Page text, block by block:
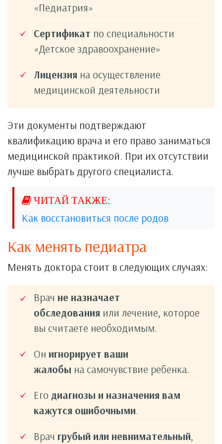
«Педиатрия»
Сертификат по специальности
«Детское здравоохранение»
Лицензия на осуществление
медицинской деятельности
Эти документы подтверждают
квалификацию врача и его право заниматься
медицинской практикой. При их отсутствии
лучше выбрать другого специалиста.
Как восстановиться после родов
Как менять педиатра
Менять доктора стоит в следующих случаях:
Врач не назначает
обследования или лечение, которое
вы считаете необходимым.
Он игнорирует ваши
жалобы на самочувствие ребенка.
Его диагнозы и назначения вам
кажутся ошибочными.
Врач грубый или невнимательный,